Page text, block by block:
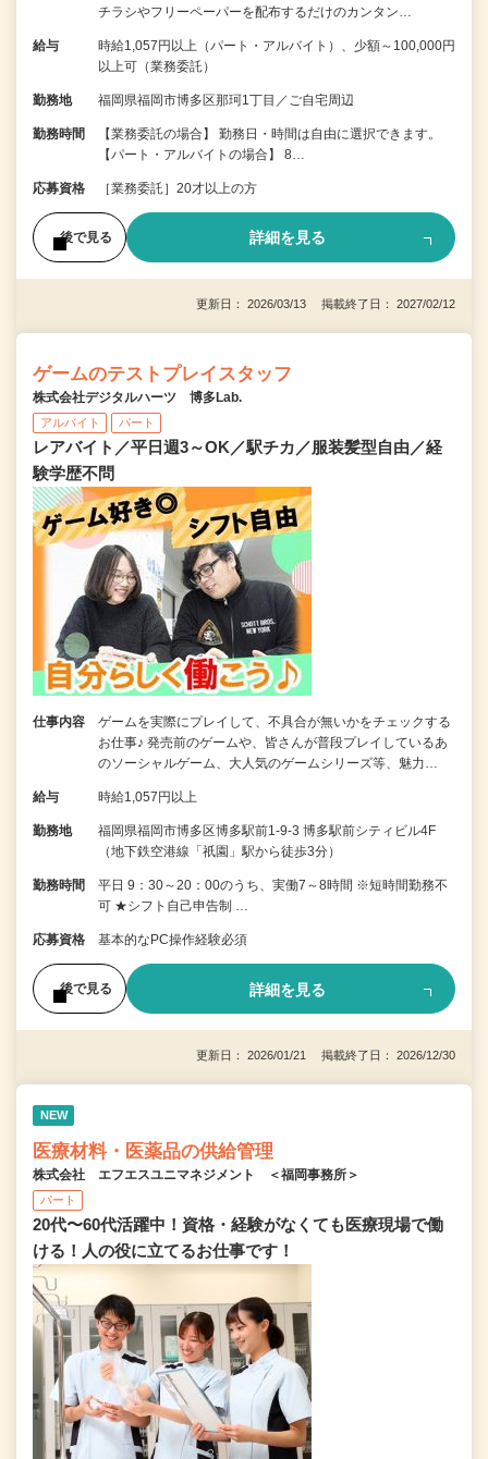
チラシやフリーペーパーを配布するだけのカンタン…
給与
時給1,057円以上（パート・アルバイト）、少額～100,000円
以上可（業務委託）
勤務地 福岡県福岡市博多区那珂1丁目／ご自宅周辺
勤務時間
【業務委託の場合】 勤務日・時間は自由に選択できます。
【パート・アルバイトの場合】 8…
応募資格 ［業務委託］20才以上の方
後で見る 詳細を見る
更新日： 2026/03/13 掲載終了日： 2027/02/12
ゲームのテストプレイスタッフ
株式会社デジタルハーツ 博多Lab.
アルバイト パート
レアバイト／平日週3～OK／駅チカ／服装髪型自由／経
験学歴不問
仕事内容
ゲームを実際にプレイして、不具合が無いかをチェックする
お仕事♪ 発売前のゲームや、皆さんが普段プレイしているあ
のソーシャルゲーム、大人気のゲームシリーズ等、魅力…
給与 時給1,057円以上
勤務地
福岡県福岡市博多区博多駅前1-9-3 博多駅前シティビル4F
（地下鉄空港線「祇園」駅から徒歩3分）
勤務時間
平日 9：30～20：00のうち、実働7～8時間 ※短時間勤務不
可 ★シフト自己申告制 …
応募資格 基本的なPC操作経験必須
後で見る 詳細を見る
更新日： 2026/01/21 掲載終了日： 2026/12/30
NEW
医療材料・医薬品の供給管理
株式会社 エフエスユニマネジメント ＜福岡事務所＞
パート
20代〜60代活躍中！資格・経験がなくても医療現場で働
ける！人の役に立てるお仕事です！